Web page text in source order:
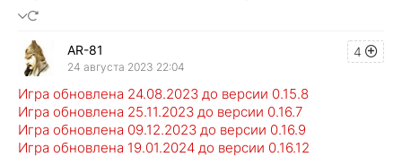
4
AR-81
24 августа 2023 22:04
Игра обновлена 24.08.2023 до версии 0.15.8
Игра обновлена 25.11.2023 до версии 0.16.7
Игра обновлена 09.12.2023 до версии 0.16.9
Игра обновлена 19.01.2024 до версии 0.16.12